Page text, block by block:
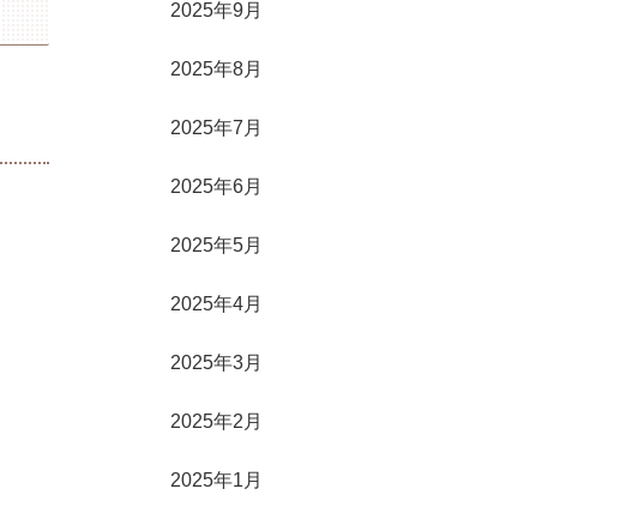
2025年9月
2025年8月
2025年7月
2025年6月
2025年5月
2025年4月
2025年3月
2025年2月
2025年1月